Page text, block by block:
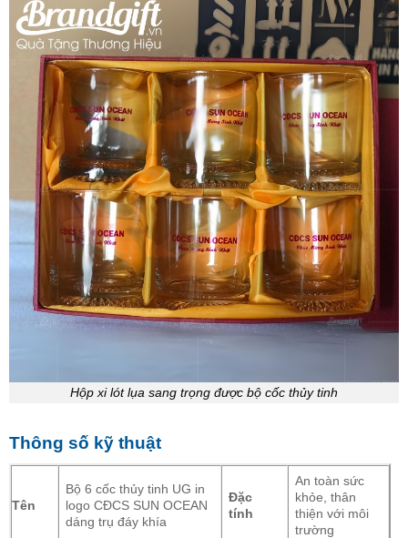
Hộp xi lót lụa sang trọng được bộ cốc thủy tinh
Thông số kỹ thuật
Tên
Bộ 6 cốc thủy tinh UG in
logo CĐCS SUN OCEAN
dáng trụ đáy khía
Đặc
tính
An toàn sức
khỏe, thân
thiện với môi
trường